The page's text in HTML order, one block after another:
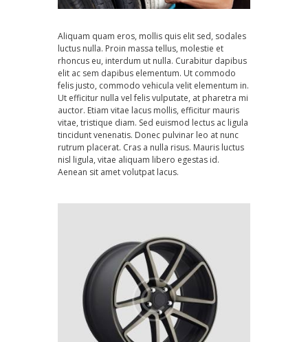
Aliquam quam eros, mollis quis elit sed, sodales
luctus nulla. Proin massa tellus, molestie et
rhoncus eu, interdum ut nulla. Curabitur dapibus
elit ac sem dapibus elementum. Ut commodo
felis justo, commodo vehicula velit elementum in.
Ut efficitur nulla vel felis vulputate, at pharetra mi
auctor. Etiam vitae lacus mollis, efficitur mauris
vitae, tristique diam. Sed euismod lectus ac ligula
tincidunt venenatis. Donec pulvinar leo at nunc
rutrum placerat. Cras a nulla risus. Mauris luctus
nisl ligula, vitae aliquam libero egestas id.
Aenean sit amet volutpat lacus.